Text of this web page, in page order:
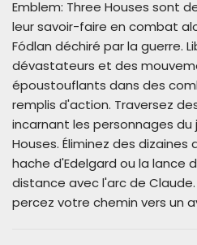
Emblem: Three Houses sont
leur savoir-faire en combat
Fódlan déchiré par la guerre.
dévastateurs et des
époustouflants dans des
remplis d'action. Traversez
incarnant les personnages du
Houses. Éliminez des
hache d'Edelgard ou la lance
distance avec l'arc de
percez votre chemin vers un